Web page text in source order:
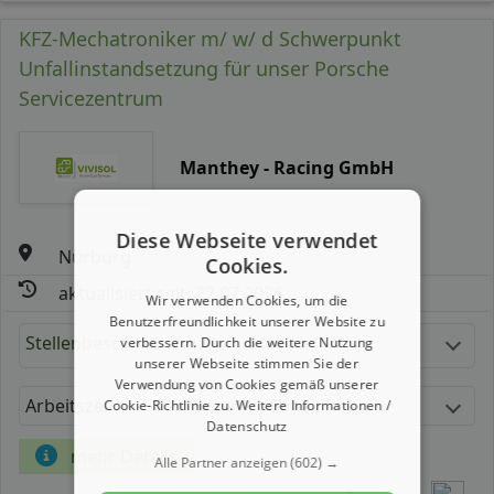
KFZ-Mechatroniker m/ w/ d Schwerpunkt
Unfallinstandsetzung für unser Porsche
Servicezentrum
Manthey - Racing GmbH
Nürburg
aktualisiert seit: 27.07.2026
Stellenbeschreibung:
Arbeitszeit Gehalt
mehr Details
Diese Webseite verwendet
Cookies.
Wir verwenden Cookies, um die
Benutzerfreundlichkeit unserer Website zu
verbessern. Durch die weitere Nutzung
unserer Webseite stimmen Sie der
Verwendung von Cookies gemäß unserer
Cookie-Richtlinie zu.Weitere Informationen /
Datenschutz
Alle Partner anzeigen(602) →